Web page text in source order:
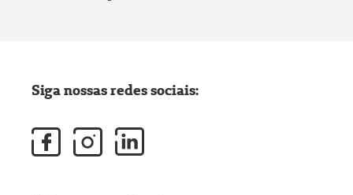
Siga nossas redes sociais: